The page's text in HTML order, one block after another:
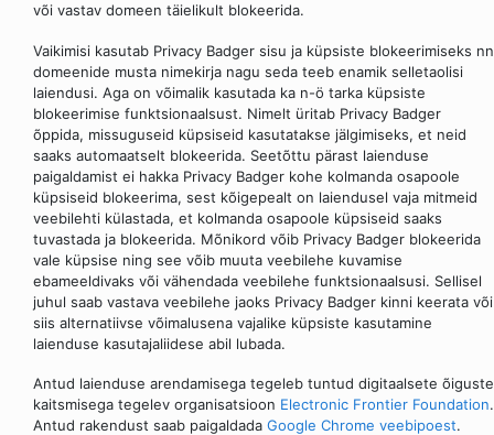
või vastav domeen täielikult blokeerida.
Vaikimisi kasutab Privacy Badger sisu ja küpsiste blokeerimiseks nn
domeenide musta nimekirja nagu seda teeb enamik selletaolisi
laiendusi. Aga on võimalik kasutada ka n-ö tarka küpsiste
blokeerimise funktsionaalsust. Nimelt üritab Privacy Badger
õppida, missuguseid küpsiseid kasutatakse jälgimiseks, et neid
saaks automaatselt blokeerida. Seetõttu pärast laienduse
paigaldamist ei hakka Privacy Badger kohe kolmanda osapoole
küpsiseid blokeerima, sest kõigepealt on laiendusel vaja mitmeid
veebilehti külastada, et kolmanda osapoole küpsiseid saaks
tuvastada ja blokeerida. Mõnikord võib Privacy Badger blokeerida
vale küpsise ning see võib muuta veebilehe kuvamise
ebameeldivaks või vähendada veebilehe funktsionaalsusi. Sellisel
juhul saab vastava veebilehe jaoks Privacy Badger kinni keerata või
siis alternatiivse võimalusena vajalike küpsiste kasutamine
laienduse kasutajaliidese abil lubada.
Antud laienduse arendamisega tegeleb tuntud digitaalsete õiguste
kaitsmisega tegelev organisatsioon Electronic Frontier Foundation.
Antud rakendust saab paigaldada Google Chrome veebipoest.